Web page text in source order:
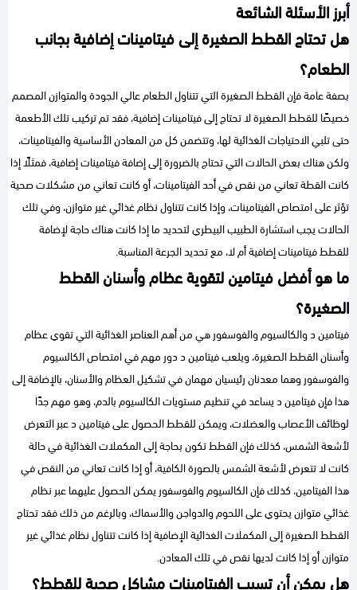
أبرز الأسئلة الشائعة
هل تحتاج القطط الصغيرة إلى فيتامينات إضافية بجانب
الطعام؟
بصفة عامة فإن القطط الصغيرة التي تتناول الطعام عالي الجودة والمتوازن المصمم
خصيصًا للقطط الصغيرة لا تحتاج إلى فيتامينات إضافية، فقد تم تركيب تلك الأطعمة
حتى تلبي الاحتياجات الغذائية لها، وتتضمن كل من المعادن الأساسية والفيتامينات،
ولكن هناك بعض الحالات التي تحتاج بالضرورة إلى إضافة فيتامينات إضافية، فمثلًا إذا
كانت القطة تعاني من نقص في أحد الفيتامينات، أو كانت تعاني من مشكلات صحية
تؤثر على امتصاص الفيتامينات، وإذا كانت تتناول نظام غذائي غير متوازن، وفي تلك
الحالات يجب استشارة الطبيب البيطري لتحديد ما إذا كانت هناك حاجة لإضافة
للقطط فيتامينات إضافية أم لا، مع تحديد الجرعة المناسبة.
ما هو أفضل فيتامين لتقوية عظام وأسنان القطط
الصغيرة؟
فيتامين د والكالسيوم والفوسفور هي من أهم العناصر الغذائية التي تقوي عظام
وأسنان القطط الصغيرة، ويلعب فيتامين د دور مهم في امتصاص الكالسيوم
والفوسفور وهما معدنان رئيسيان مهمان في تشكيل العظام والأسنان، بالإضافة إلى
هذا فإن فيتامين د يساعد في تنظيم مستويات الكالسيوم بالدم، وهو مهم جدًا
لوظائف الأعصاب والعضلات، ويمكن للقطط الحصول على فيتامين د عبر التعرض
لأشعة الشمس، كذلك فإن القطط تكون بحاجة إلى المكملات الغذائية في حالة
كانت لا تتعرض لأشعة الشمس بالصورة الكافية، أو إذا كانت تعاني من النقص في
هذا الفيتامين، كذلك فإن الكالسيوم والفوسفور يمكن الحصول عليهما عبر نظام
غذائي متوازن يحتوي على اللحوم والدواجن والأسماك، وبالرغم من ذلك فقد تحتاج
القطط الصغيرة إلى المكملات الغذائية الإضافية إذا كانت تتناول نظام غذائي غير
متوازن أو إذا كانت لديها نقص في تلك المعادن.
هل يمكن أن تسبب الفيتامينات مشاكل صحية للقطط؟